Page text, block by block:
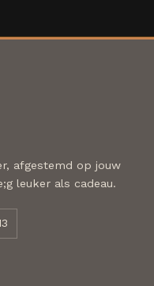
afgestemd op jouw
leuker als cadeau.